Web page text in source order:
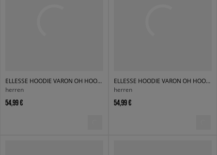
ELLESSE HOODIE VARON OH HOODY BLK MN
herren
54,99 €
ELLESSE HOODIE VARON OH HOODY LGREY MRL
herren
54,99 €